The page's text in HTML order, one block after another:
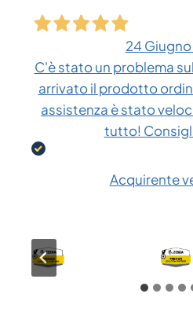
24
C'è stato un problema
arrivato il prodotto
assistenza è stato
tutto!
Acquirente